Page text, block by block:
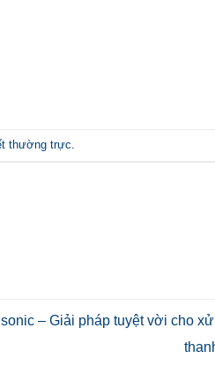
thường trực
– Giải pháp tuyệt vời cho